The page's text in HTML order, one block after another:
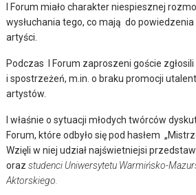
I Forum miało charakter niespiesznej
wysłuchania tego, co mają do
artyści.
Podczas I Forum zaproszeni goście
i spostrzeżeń, m.in. o braku promocji
artystów.
I właśnie o sytuacji młodych twórców
Forum, które odbyło się pod hasłem
Wzięli w niej udział najświetniejsi
orazstudenci Uniwersytetu Warmińsko-
Aktorskiego.